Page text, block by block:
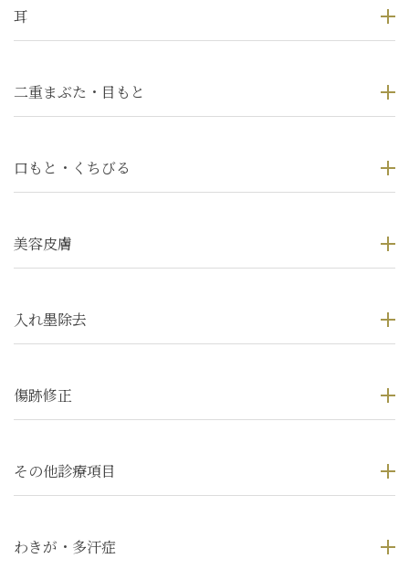
耳
二重まぶた・目もと
口もと・くちびる
美容皮膚
入れ墨除去
傷跡修正
その他診療項目
わきが・多汗症